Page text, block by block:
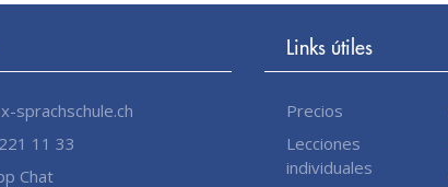
sprachschule.ch
11 33
Chat
Links útiles
Precios
Lecciones
individuales